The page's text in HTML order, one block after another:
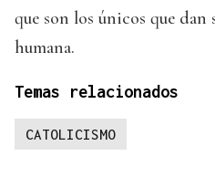
que son los únicos que
humana.
Temas relacionados
CATOLICISMO